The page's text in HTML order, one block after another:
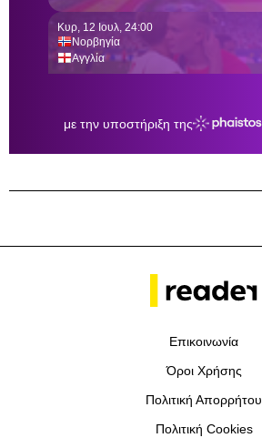
Επικοινωνία
Όροι Χρήσης
Πολιτική Απορρήτου
Πολιτική Cookies